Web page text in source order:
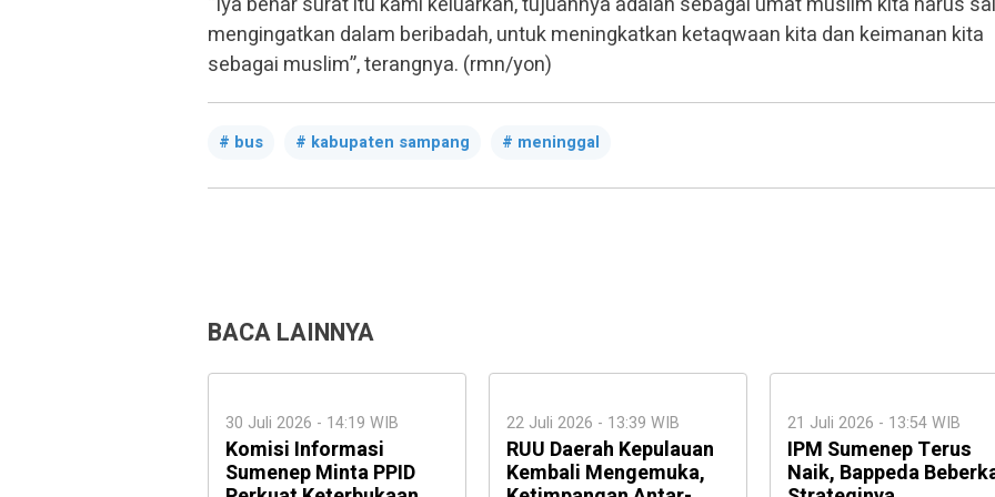
mengingatkan dalam beribadah, untuk meningkatkan ketaqwaan kita dan keimanan kita
sebagai muslim”, terangnya. (rmn/yon)
bus kabupaten sampang meninggal
BACA LAINNYA
30 Juli 2026 - 14:19 WIB
Komisi Informasi
Sumenep Minta PPID
22 Juli 2026 - 13:39 WIB
RUU Daerah Kepulauan
Kembali Mengemuka,
21 Juli 2026 - 13:54 WIB
IPM Sumenep Terus
Naik, Bappeda